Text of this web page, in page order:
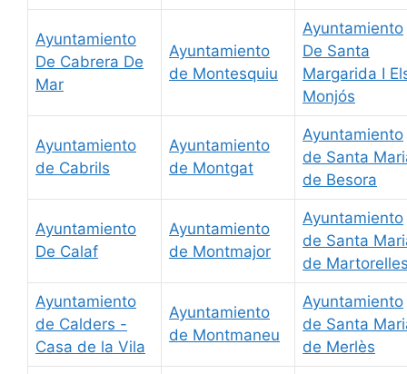
Ayuntamiento
De Cabrera De
Mar
Ayuntamiento
de Montesquiu
Ayuntamiento
De Santa
Margarida I
Monjós
Ayuntamiento
de Cabrils
Ayuntamiento
de Montgat
Ayuntamiento
de Santa
de Besora
Ayuntamiento
De Calaf
Ayuntamiento
de Montmajor
Ayuntamiento
de Santa
de
Ayuntamiento
de Calders -
Casa de la Vila
Ayuntamiento
de Montmaneu
Ayuntamiento
de Santa
de Merlès